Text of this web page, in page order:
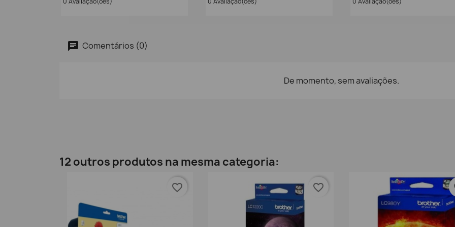
Comentários (0)
De momento, sem avaliações.
12 outros produtos na mesma categoria:
favorite_border favorite_border